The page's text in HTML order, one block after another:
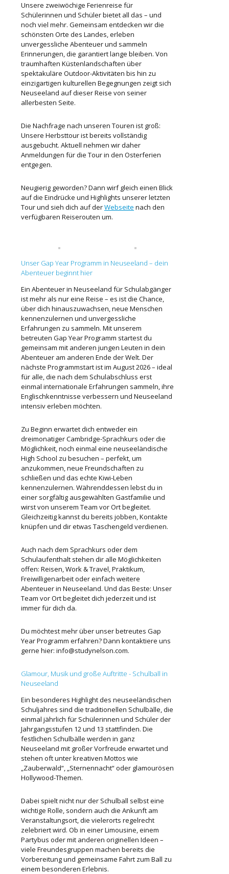
Unsere zweiwöchige Ferienreise für
Schülerinnen und Schüler bietet all das – und
noch viel mehr. Gemeinsam entdecken wir die
schönsten Orte des Landes, erleben
unvergessliche Abenteuer und sammeln
Erinnerungen, die garantiert lange bleiben. Von
traumhaften Küstenlandschaften über
spektakuläre Outdoor-Aktivitäten bis hin zu
einzigartigen kulturellen Begegnungen zeigt sich
Neuseeland auf dieser Reise von seiner
allerbesten Seite.
Die Nachfrage nach unseren Touren ist groß:
Unsere Herbsttour ist bereits vollständig
ausgebucht. Aktuell nehmen wir daher
Anmeldungen für die Tour in den Osterferien
entgegen.
Neugierig geworden? Dann wirf gleich einen Blick
auf die Eindrücke und Highlights unserer letzten
Tour und sieh dich auf derWebseite nach den
verfügbaren Reiserouten um.
Unser Gap Year Programm in Neuseeland – dein
Abenteuer beginnt hier
Ein Abenteuer in Neuseeland für Schulabgänger
ist mehr als nur eine Reise – es ist die Chance,
über dich hinauszuwachsen, neue Menschen
kennenzulernen und unvergessliche
Erfahrungen zu sammeln. Mit unserem
betreuten Gap Year Programm startest du
gemeinsam mit anderen jungen Leuten in dein
Abenteuer am anderen Ende der Welt. Der
nächste Programmstart ist im August 2026 – ideal
für alle, die nach dem Schulabschluss erst
einmal internationale Erfahrungen sammeln, ihre
Englischkenntnisse verbessern und Neuseeland
intensiv erleben möchten.
Zu Beginn erwartet dich entweder ein
dreimonatiger Cambridge-Sprachkurs oder die
Möglichkeit, noch einmal eine neuseeländische
High School zu besuchen – perfekt, um
anzukommen, neue Freundschaften zu
schließen und das echte Kiwi-Leben
kennenzulernen. Währenddessen lebst du in
einer sorgfältig ausgewählten Gastfamilie und
wirst von unserem Team vor Ort begleitet.
Gleichzeitig kannst du bereits jobben, Kontakte
knüpfen und dir etwas Taschengeld verdienen.
Auch nach dem Sprachkurs oder dem
Schulaufenthalt stehen dir alle Möglichkeiten
offen: Reisen, Work & Travel, Praktikum,
Freiwilligenarbeit oder einfach weitere
Abenteuer in Neuseeland. Und das Beste: Unser
Team vor Ort begleitet dich jederzeit und ist
immer für dich da.
Du möchtest mehr über unser betreutes Gap
Year Programm erfahren? Dann kontaktiere uns
gerne hier: info@studynelson.com.
Glamour, Musik und große Auftritte - Schulball in
Neuseeland
Ein besonderes Highlight des neuseeländischen
Schuljahres sind die traditionellen Schulbälle, die
einmal jährlich für Schülerinnen und Schüler der
Jahrgangsstufen 12 und 13 stattfinden. Die
festlichen Schulbälle werden in ganz
Neuseeland mit großer Vorfreude erwartet und
stehen oft unter kreativen Mottos wie
„Zauberwald“, „Sternennacht“ oder glamourösen
Hollywood-Themen.
Dabei spielt nicht nur der Schulball selbst eine
wichtige Rolle, sondern auch die Ankunft am
Veranstaltungsort, die vielerorts regelrecht
zelebriert wird. Ob in einer Limousine, einem
Partybus oder mit anderen originellen Ideen –
viele Freundesgruppen machen bereits die
Vorbereitung und gemeinsame Fahrt zum Ball zu
einem besonderen Erlebnis.